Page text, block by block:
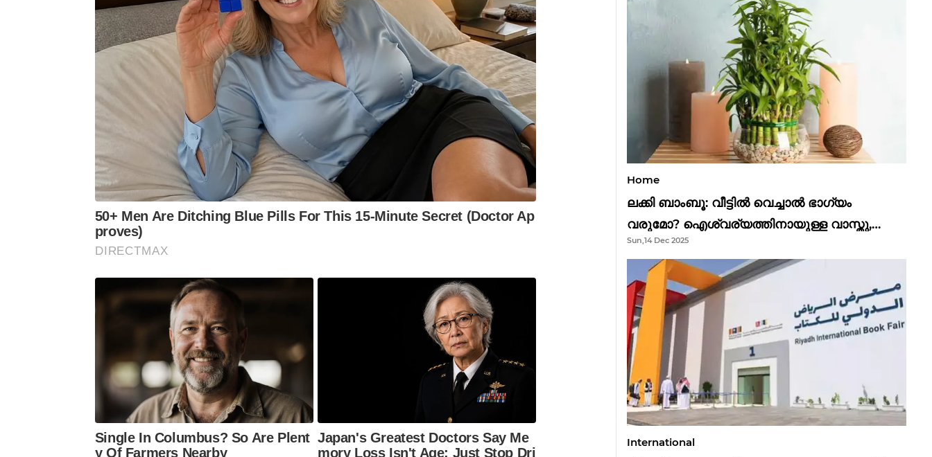
Home
ലക്കി ബാംബൂ: വീട്ടിൽ വെച്ചാൽ ഭാഗ്യം
വരുമോ? ഐശ്വര്യത്തിനായുള്ള വാസ്തു,
ഫെങ് ഷൂയി വിശ്വാസങ്ങൾ
Sun,14 Dec 2025
International